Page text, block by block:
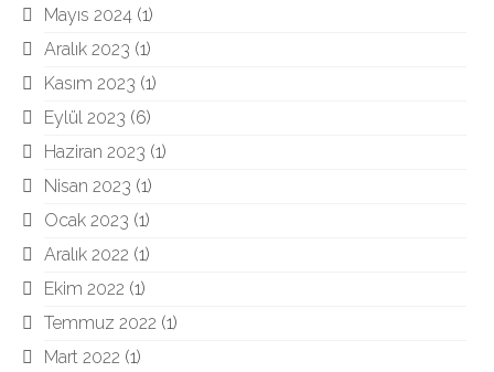
Mayıs 2024 (1)
Aralık 2023 (1)
Kasım 2023 (1)
Eylül 2023 (6)
Haziran 2023 (1)
Nisan 2023 (1)
Ocak 2023 (1)
Aralık 2022 (1)
Ekim 2022 (1)
Temmuz 2022 (1)
Mart 2022 (1)